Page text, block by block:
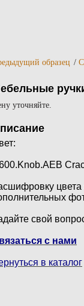
образец /
уточняйте.
цвета
свой
с нами
в каталог